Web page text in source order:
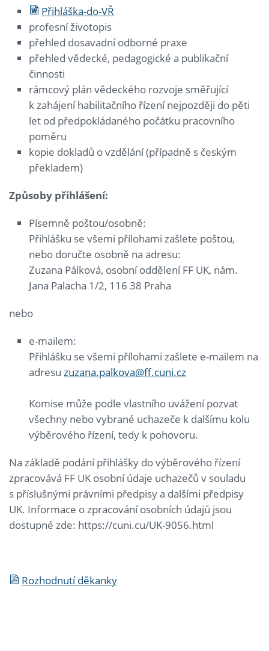
Přihláška-do-VŘ
profesní životopis
přehled dosavadní odborné praxe
přehled vědecké, pedagogické a publikační
činnosti
rámcový plán vědeckého rozvoje směřující
k zahájení habilitačního řízení nejpozději do pěti
let od předpokládaného počátku pracovního
poměru
kopie dokladů o vzdělání (případně s českým
překladem)
Způsoby přihlášení:
Písemně poštou/osobně:
Přihlášku se všemi přílohami zašlete poštou,
nebo doručte osobně na adresu:
Zuzana Pálková, osobní oddělení FF UK, nám.
Jana Palacha 1/2, 116 38 Praha
nebo
e-mailem:
Přihlášku se všemi přílohami zašlete e-mailem na
adresuzuzana.palkova@ff.cuni.cz
Komise může podle vlastního uvážení pozvat
všechny nebo vybrané uchazeče k dalšímu kolu
výběrového řízení, tedy k pohovoru.
Na základě podání přihlášky do výběrového řízení
zpracovává FF UK osobní údaje uchazečů v souladu
s příslušnými právními předpisy a dalšími předpisy
UK. Informace o zpracování osobních údajů jsou
dostupné zde: https://cuni.cu/UK-9056.html
Rozhodnutí děkanky